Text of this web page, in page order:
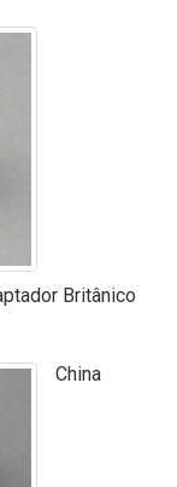
Britânico
China